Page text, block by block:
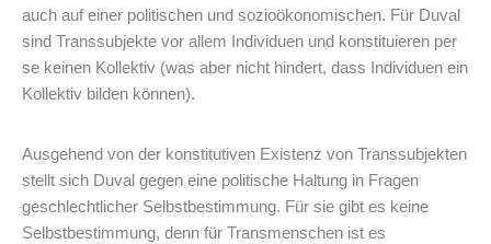
auch auf einer politischen und sozioökonomischen. Für Duval
sind Transsubjekte vor allem Individuen und konstituieren per
se keinen Kollektiv (was aber nicht hindert, dass Individuen ein
Kollektiv bilden können).
Ausgehend von der konstitutiven Existenz von Transsubjekten
stellt sich Duval gegen eine politische Haltung in Fragen
geschlechtlicher Selbstbestimmung. Für sie gibt es keine
Selbstbestimmung, denn für Transmenschen ist es